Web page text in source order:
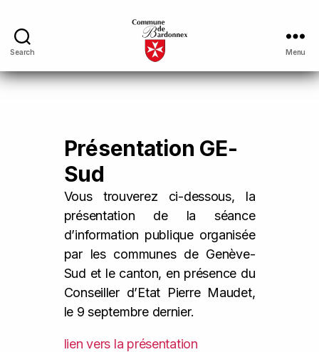
Search Menu
Présentation GE-
Sud
Vous trouverez ci-dessous, la
présentation de la séance
d’information publique organisée
par les communes de Genève-
Sud et le canton, en présence du
Conseiller d’Etat Pierre Maudet,
le 9 septembre dernier.
lien vers la présentation